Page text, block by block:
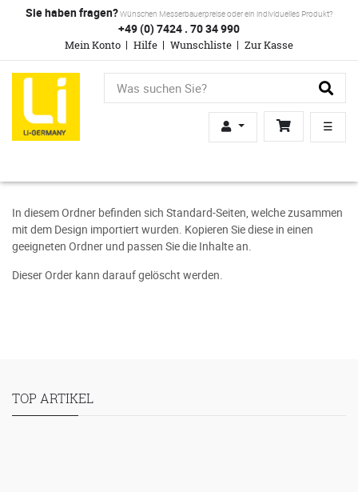
Sie haben fragen?Wünschen Messerbauerpreise oder ein individuelles Produkt?
+49 (0) 7424 . 70 34 990
Mein Konto Hilfe Wunschliste Zur Kasse
☰
In diesem Ordner befinden sich Standard-Seiten, welche zusammen
mit dem Design importiert wurden. Kopieren Sie diese in einen
geeigneten Ordner und passen Sie die Inhalte an.
Dieser Order kann darauf gelöscht werden.
TOP ARTIKEL